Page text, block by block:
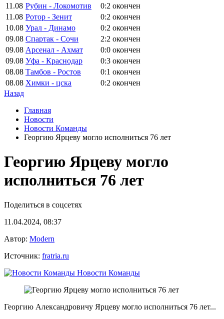
11.08 Рубин - Локомотив 0:2 окончен
11.08 Ротор - Зенит 0:2 окончен
10.08 Урал - Динамо 0:2 окончен
09.08 Спартак - Сочи 2:2 окончен
09.08 Арсенал - Ахмат 0:0 окончен
09.08 Уфа - Краснодар 0:3 окончен
08.08 Тамбов - Ростов 0:1 окончен
08.08 Химки - цска 0:2 окончен
Назад
Главная
Новости
Новости Команды
Георгию Ярцеву могло исполниться 76 лет
Георгию Ярцеву могло
исполниться 76 лет
Поделиться в соцсетях
11.04.2024, 08:37
Автор: Modern
Источник: fratria.ru
Новости Команды
Георгию Александровичу Ярцеву могло исполниться 76 лет...